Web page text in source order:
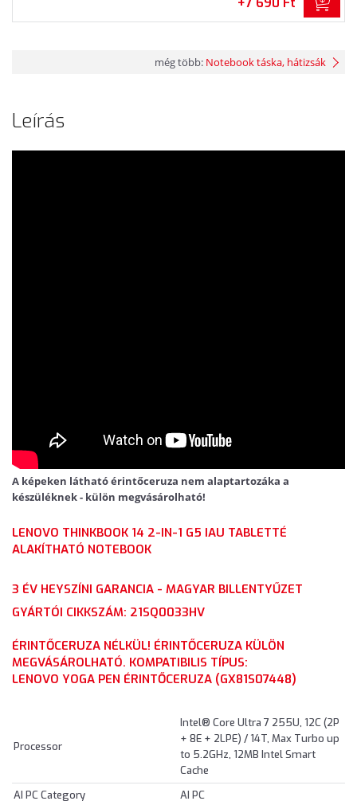
még több: Notebook táska, hátizsák
Leírás
A képeken látható érintőceruza nem alaptartozáka a
készüléknek - külön megvásárolható!
LENOVO THINKBOOK 14 2-IN-1 G5 IAU TABLETTÉ
ALAKÍTHATÓ NOTEBOOK
3 ÉV HEYSZÍNI GARANCIA - MAGYAR BILLENTYŰZET
GYÁRTÓI CIKKSZÁM: 21SQ0033HV
ÉRINTŐCERUZA NÉLKÜL! ÉRINTŐCERUZA KÜLÖN
MEGVÁSÁROLHATÓ. KOMPATIBILIS TÍPUS:
LENOVO YOGA PEN ÉRINTŐCERUZA (GX81S07448)
Processor
Intel® Core Ultra 7 255U, 12C (2P
+ 8E + 2LPE) / 14T, Max Turbo up
to 5.2GHz, 12MB Intel Smart
Cache
AI PC Category
AI PC